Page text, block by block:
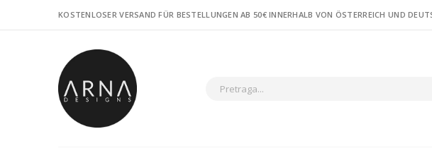
KOSTENLOSER VERSAND FÜR BESTELLUNGEN AB 50€ INNERHALB VON ÖSTERREICH UND